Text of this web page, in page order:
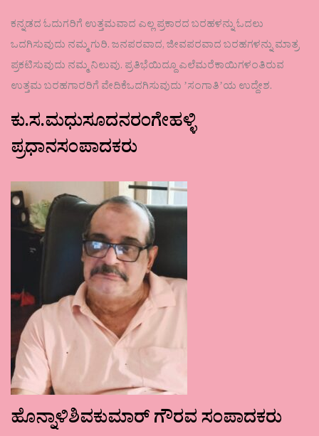
ಕನ್ನಡದ ಓದುಗರಿಗೆ ಉತ್ತಮವಾದ ಎಲ್ಲ ಪ್ರಕಾರದ ಬರಹಳನ್ನು ಓದಲು
ಒದಗಿಸುವುದು ನಮ್ಮ ಗುರಿ. ಜನಪರವಾದ, ಜೀವಪರವಾದ ಬರಹಗಳನ್ನು ಮಾತ್ರ
ಪ್ರಕಟಿಸುವುದು ನಮ್ಮ ನಿಲುವು. ಪ್ರತಿಭೆಯಿದ್ದೂ ಎಲೆಮರೆಕಾಯಿಗಳಂತಿರುವ
ಉತ್ತಮ ಬರಹಗಾರರಿಗೆ ವೇದಿಕೆಒದಗಿಸುವುದು ʼಸಂಗಾತಿʼಯ ಉದ್ದೇಶ.
ಕು.ಸ.ಮಧುಸೂದನರಂಗೇಹಳ್ಳಿ
ಪ್ರಧಾನಸಂಪಾದಕರು
ಹೊನ್ನಾಳಿಶಿವಕುಮಾರ್ ಗೌರವ ಸಂಪಾದಕರು